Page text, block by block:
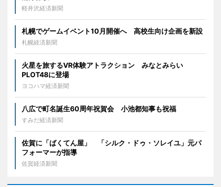
軽井沢経済新聞
札幌でゲームイベント10月開催へ 高校生向け企画を新設
札幌経済新聞
火星を旅するVR体験アトラクション みなとみらい
PLOT48に登場
ヨコハマ経済新聞
八広で町名誕生60周年祝賀会 小池都知事も祝福
すみだ経済新聞
佐賀に「ばくてん屋」 「シルク・ドゥ・ソレイユ」元パ
フォーマーが指導
佐賀経済新聞